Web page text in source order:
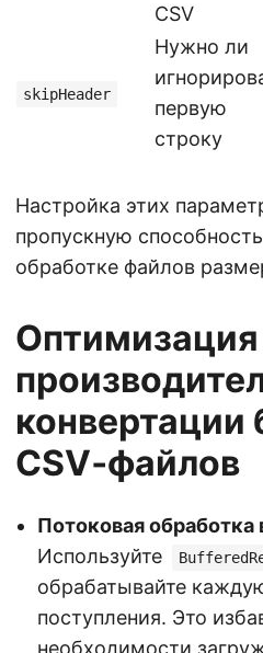
CSV
skipHeader
Нужно ли
первую
строку
Настройка этих
пропускную
обработке файлов
Оптимизация
конвертации
CSV‑файлов
Потоковая обработка
Используйте
обрабатывайте
поступления. Это
необходимости